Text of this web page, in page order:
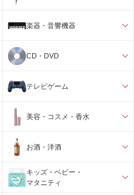
楽器・音響機器
CD・DVD
テレビゲーム
美容・コスメ・香水
お酒・洋酒
キッズ・ベビー・
マタニティ